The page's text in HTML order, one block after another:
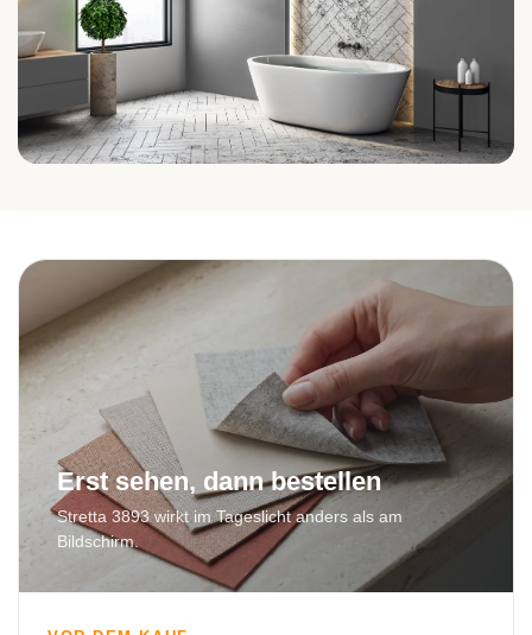
Erst sehen, dann bestellen
Stretta 3893 wirkt im Tageslicht anders als am
Bildschirm.